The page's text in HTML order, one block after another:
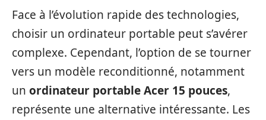
Face à l’évolution rapide des technologies,
choisir un ordinateur portable peut s’avérer
complexe. Cependant, l’option de se tourner
vers un modèle reconditionné, notamment
un ordinateur portable Acer 15 pouces,
représente une alternative intéressante. Les